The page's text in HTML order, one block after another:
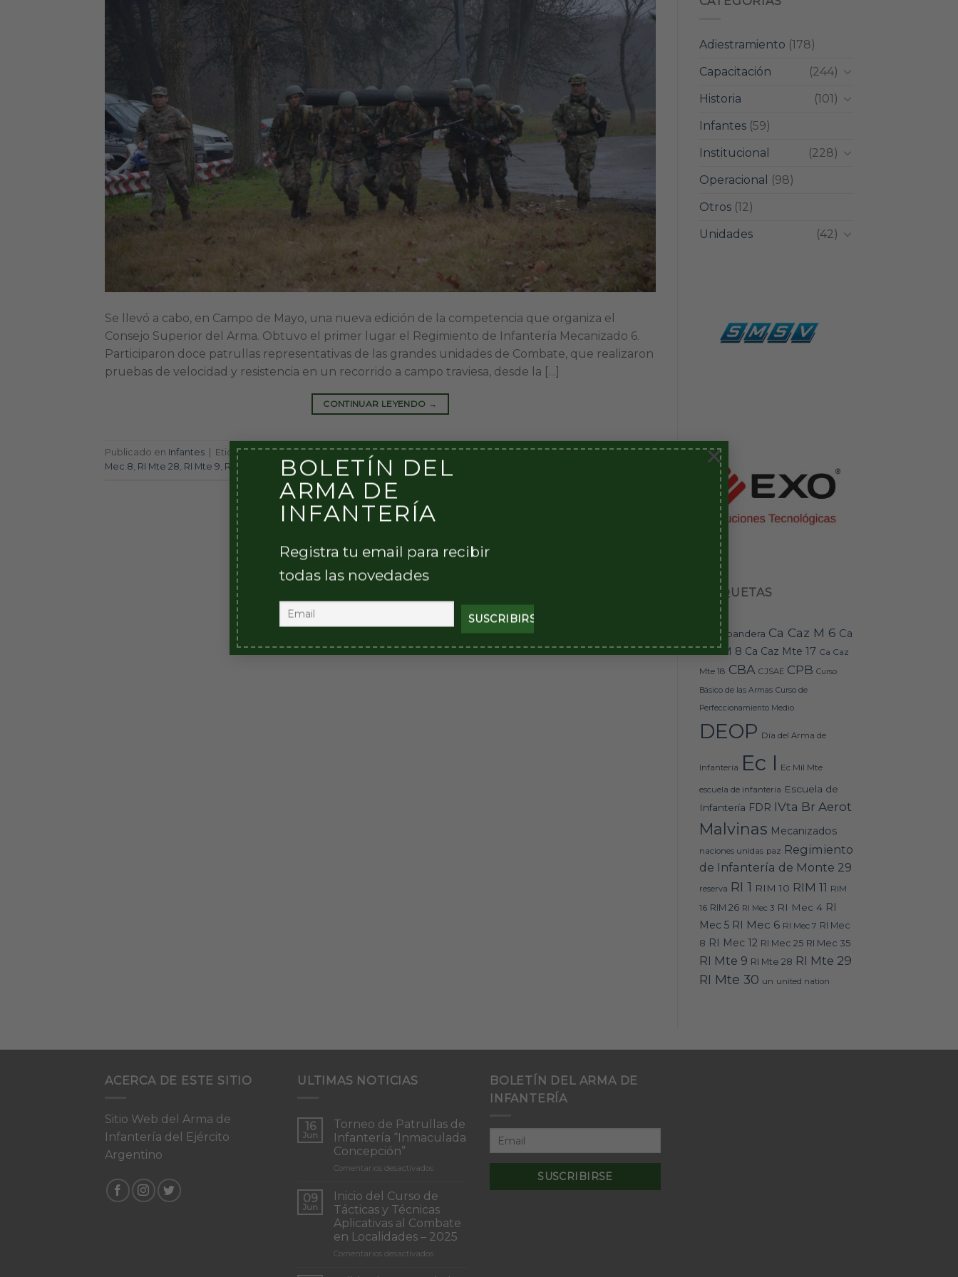
BOLETÍN DEL
ARMA DE
INFANTERÍA
Registra tu email para recibir
todas las novedades
×
Se llevó a cabo, en Campo de Mayo, una nueva edición de la competencia que organiza el
Consejo Superior del Arma. Obtuvo el primer lugar el Regimiento de Infantería Mecanizado 6.
Participaron doce patrullas representativas de las grandes unidades de Combate, que realizaron
pruebas de velocidad y resistencia en un recorrido a campo traviesa, desde la […]
CONTINUAR LEYENDO →
Publicado en Infantes Etiquetado Ca Cdo 603 , Dest I M 22; ,Ec I,RI 1 ,RI M 20 , RI Mec 24 ,RI Mec 26, RI Mec 4, RI Mec 6, RI
Mec 8, RI Mte 28, RI Mte 9, RI Parac 14
Adiestramiento (178)
Capacitación
(244)
Historia
(101)
Infantes(59)
Institucional
(228)
Operacional
(98)
Otros(12)
Unidades
(42)
ETIQUETAS
BAI-11 bandera Ca Caz M 6 Ca
Caz M 8 Ca Caz Mte 17 Ca Caz
Mte 18 CBA CJSAE CPB Curso
Básico de las Armas Curso de
Perfeccionamiento Medio
DEOP Día del Arma de
Infantería Ec I Ec Mil Mte
escuela de infanteria Escuela de
Infantería FDR IVta Br Aerot
Malvinas Mecanizados
naciones unidas paz Regimiento
de Infantería de Monte 29
reserva RI 1 RIM 10 RIM 11 RIM
16 RIM 26 RI Mec 3 RI Mec 4 RI
Mec 5 RI Mec 6 RI Mec 7 RI Mec
8 RI Mec 12 RI Mec 25 RI Mec 35
RI Mte 9 RI Mte 28 RI Mte 29
RI Mte 30 un united nation
ACERCA DE ESTE SITIO
Sitio Web del Arma de
Infantería del Ejército
Argentino
ULTIMAS NOTICIAS
16
Jun
Torneo de Patrullas de
Infantería “Inmaculada
Concepción”
Comentarios desactivadosen
de
de
Infantería
“Inmaculada
09
Jun
Inicio del Curso de
Tácticas y Técnicas
Aplicativas al Combate
en Localidades – 2025
Comentarios desactivadosen
BOLETÍN DEL ARMA DE
INFANTERÍA